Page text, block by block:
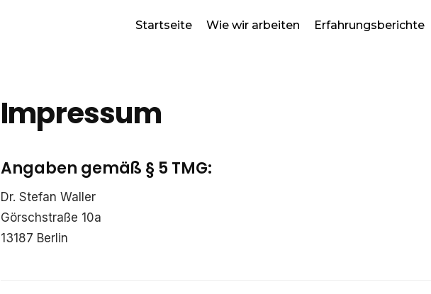
Startseite Wie wir arbeiten Erfahrungsberichte
Impressum
Angaben gemäß § 5 TMG:
Dr. Stefan Waller
Görschstraße 10a
13187 Berlin